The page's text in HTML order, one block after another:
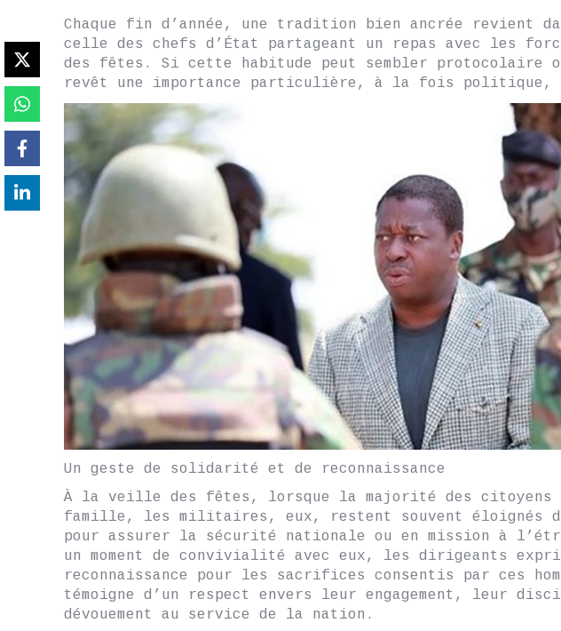
Chaque fin d’année, une tradition bien ancrée revient
celle des chefs d’État partageant un repas avec les
des fêtes. Si cette habitude peut sembler protocolaire
revêt une importance particulière, à la fois politique,
Un geste de solidarité et de reconnaissance
À la veille des fêtes, lorsque la majorité des citoyens
famille, les militaires, eux, restent souvent éloignés
pour assurer la sécurité nationale ou en mission à
un moment de convivialité avec eux, les dirigeants
reconnaissance pour les sacrifices consentis par ces
témoigne d’un respect envers leur engagement, leur
dévouement au service de la nation.